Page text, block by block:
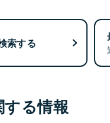
索する
る情報